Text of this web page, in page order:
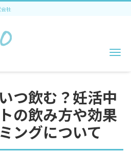
社
つ飲む？妊活中
の飲み方や効果
ングについて